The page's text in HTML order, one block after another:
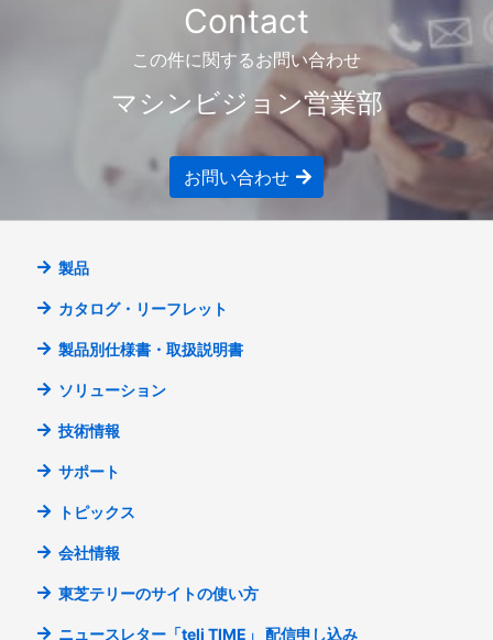
Contact
この件に関するお問い合わせ
マシンビジョン営業部
お問い合わせ
製品
カタログ・リーフレット
製品別仕様書・取扱説明書
ソリューション
技術情報
サポート
トピックス
会社情報
東芝テリーのサイトの使い方
ニュースレター「teli TIME」 配信申し込み